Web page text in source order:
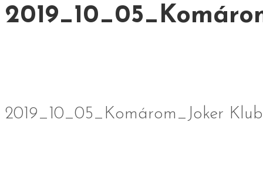
2019_10_05_Komárom_Joker